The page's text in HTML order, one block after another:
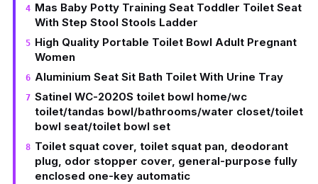
Mas Baby Potty Training Seat Toddler Toilet Seat
With Step Stool Stools Ladder
High Quality Portable Toilet Bowl Adult Pregnant
Women
Aluminium Seat Sit Bath Toilet With Urine Tray
Satinel WC-2020S toilet bowl home/wc
toilet/tandas bowl/bathrooms/water closet/toilet
bowl seat/toilet bowl set
Toilet squat cover, toilet squat pan, deodorant
plug, odor stopper cover, general-purpose fully
enclosed one-key automatic